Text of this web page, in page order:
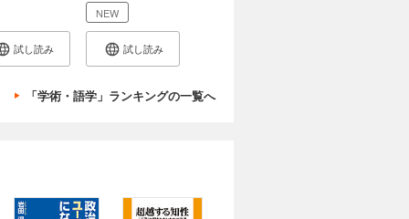
試し読み
NEW
試し読み
「学術・語学」ランキングの一覧へ